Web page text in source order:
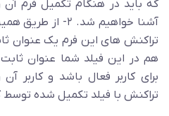
که باید در هنگام تکمیل فرم آن
آشنا خواهیم شد. ۲-
تراکنش های این فرم یک عنوان
هم در این فیلد شما عنوان
برای کاربر فعال باشد و کاربر
تراکنش با فیلد تکمیل شده توسط